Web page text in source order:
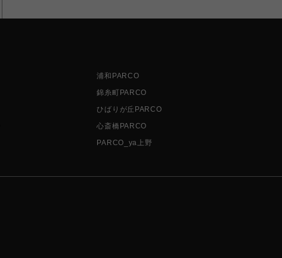
浦和PARCO
錦糸町PARCO
ひばりが丘PARCO
心斎橋PARCO
PARCO_ya上野